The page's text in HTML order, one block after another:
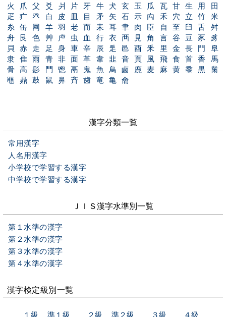
火
爪 父 爻 爿 片 牙 牛 犬 玄 玉 瓜 瓦 甘 生 用
田
疋
疒 癶 白 皮 皿 目 矛 矢 石 示 禸 禾 穴 立 竹
米
糸
缶 网 羊 羽 老 而 耒 耳 聿 肉 臣 自 至 臼 舌
舛
舟
艮 色 艸 虍 虫 血 行 衣 襾 見 角 言 谷 豆 豕
豸
貝
赤 走 足 身 車 辛 辰 辵 邑 酉 釆 里 金 長 門
阜
隶
隹 雨 青 非 面 革 韋 韭 音 頁 風 飛 食 首 香
馬
骨
高 髟 鬥 鬯 鬲 鬼 魚 鳥 鹵 鹿 麦 麻 黄 黍 黒
黹
黽
鼎 鼓 鼠 鼻 斉 歯 竜 亀 龠
漢字分類一覧
常用漢字
人名用漢字
小学校で学習する漢字
中学校で学習する漢字
ＪＩＳ漢字水準別一覧
第１水準の漢字
第２水準の漢字
第３水準の漢字
第４水準の漢字
漢字検定級別一覧
１級 準１級 ２級 準２級 ３級 ４級